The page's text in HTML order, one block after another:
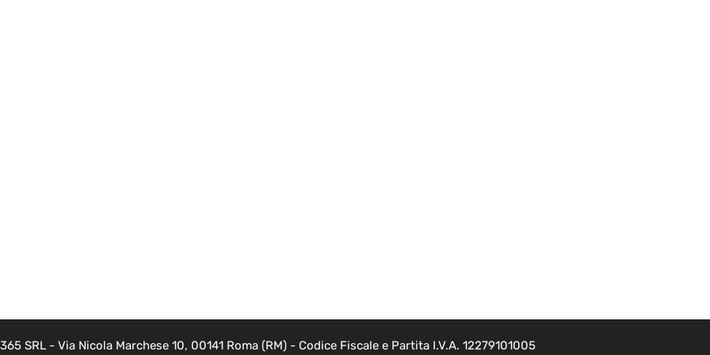
SRL - Via Nicola Marchese 10, 00141 Roma (RM) - Codice Fiscale e Partita I.V.A. 12279101005